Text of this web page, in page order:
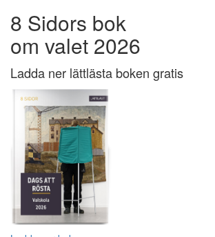
8 Sidors bok
om valet 2026
Ladda ner lättlästa boken gratis